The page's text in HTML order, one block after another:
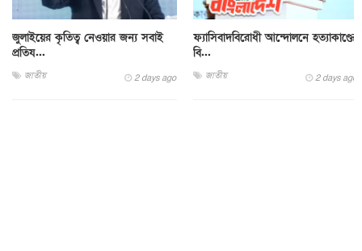
জুলাইয়ের কৃতিত্ব নেওয়ার জন্য সবাই
প্রতিয...
জাতীয় 2 days ago
ফ্যাসিবাদবিরোধী আন্দোলনে হত্যাকাণ্ডের
বি...
জাতীয় 2 days ago